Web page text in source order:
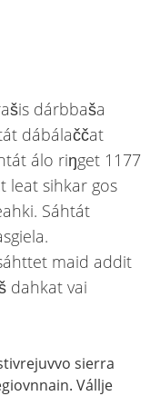
dárbbaša
dábálaččat
álo riŋget 1177
leat sihkar gos
Sáhtát
maid addit
dahkat vai
sierra
Vállje